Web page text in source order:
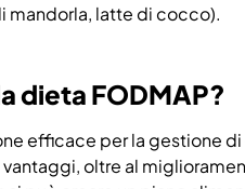
mandorla, latte di cocco).
dieta FODMAP?
efficace per la gestione
oltre al